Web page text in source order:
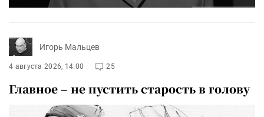
Игорь Мальцев
4 августа 2026, 14:00 25
Главное – не пустить старость в голову